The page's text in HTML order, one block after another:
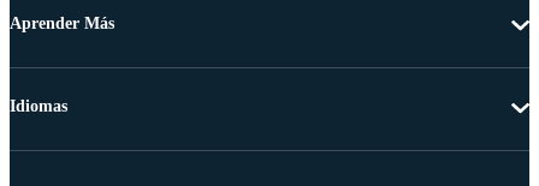
Aprender Más
Idiomas